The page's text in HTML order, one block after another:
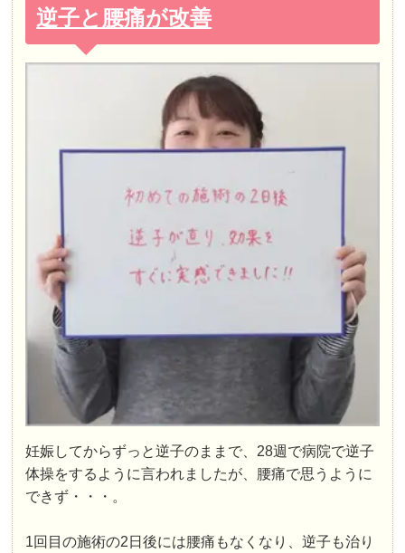
逆子と腰痛が改善
妊娠してからずっと逆子のままで、28週で病院で逆子
体操をするように言われましたが、腰痛で思うように
できず・・・。
1回目の施術の2日後には腰痛もなくなり、逆子も治り